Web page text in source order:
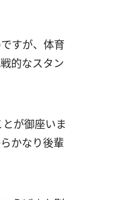
すが、体育
的なスタン
が御座いま
かなり後輩